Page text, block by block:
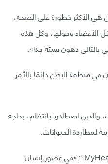
الأكثر خطورة على الصحة،
الأعضاء وحولها، وكل هذه
بالتالي دهون سيئة جدًا».
في منطقة البطن دائمًا بالأمر
والذين اصطادوا بانتظام، بحاجة
لمطاردة الحيوانات.
تقول كليغ لمجلة " MyHealthNewsDaily": «في عصور إنسان